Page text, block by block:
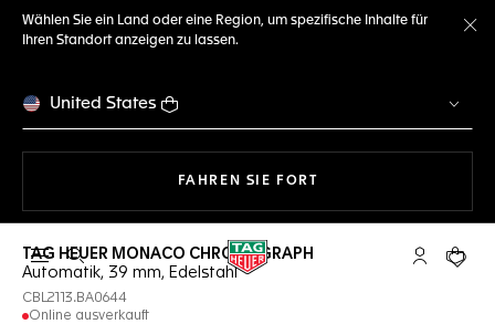
Wählen Sie ein Land oder eine Region, um spezifische Inhalte für
Ihren Standort anzeigen zu lassen.
United States
FAHREN SIE FORTMIT DER NAVIGATION
Suche öffnen My TAG
Ihr
TAG HEUER MONACO CHRONOGRAPH
Automatik, 39 mm, Edelstahl
CBL2113.BA0644
Online ausverkauft